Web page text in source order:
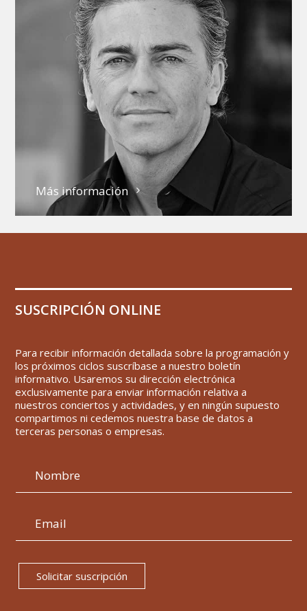
Más información
SUSCRIPCIÓN ONLINE
Para recibir información detallada sobre la programación y
los próximos ciclos suscríbase a nuestro boletín
informativo. Usaremos su dirección electrónica
exclusivamente para enviar información relativa a
nuestros conciertos y actividades, y en ningún supuesto
compartimos ni cedemos nuestra base de datos a
terceras personas o empresas.
Solicitar suscripción